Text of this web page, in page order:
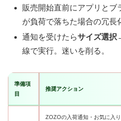
販売開始直前にアプリとブ
が負荷で落ちた場合の冗長
通知を受けたらサイズ選
線で実行。迷いを削る。
準備項
目
推奨アクション
ZOZOの入荷通知・お気に入り